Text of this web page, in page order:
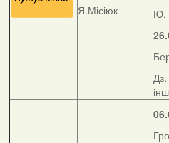
Я.Місіюк
Ю.
Дз.